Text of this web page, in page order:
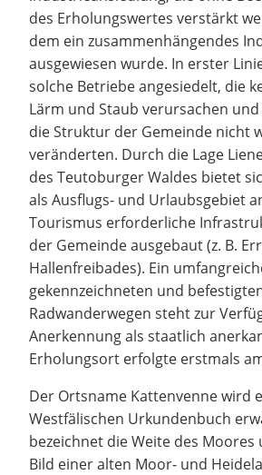
des Erholungswertes verstärkt
dem ein zusammenhängendes
ausgewiesen wurde. In erster
solche Betriebe angesiedelt, die
Lärm und Staub verursachen
die Struktur der Gemeinde nicht
veränderten. Durch die Lage
des Teutoburger Waldes bietet
als Ausflugs- und Urlaubsgebiet
Tourismus erforderliche
der Gemeinde ausgebaut (z. B.
Hallenfreibades). Ein
gekennzeichneten und
Radwanderwegen steht zur
Anerkennung als staatlich
Erholungsort erfolgte erstmals
Der Ortsname Kattenvenne wird
Westfälischen Urkundenbuch
bezeichnet die Weite des Moores
Bild einer alten Moor- und